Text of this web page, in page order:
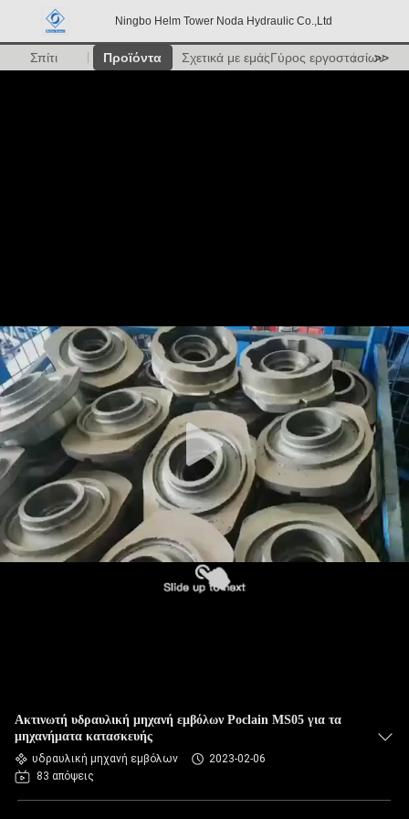
Ningbo Helm Tower Noda Hydraulic Co.,Ltd
Σπίτι Προϊόντα Σχετικά με εμάςΓύρος εργοστασίων
>>
Ακτινωτή υδραυλική μηχανή εμβόλων Poclain MS05 για τα
μηχανήματα κατασκευής
υδραυλική μηχανή εμβόλων
2023-02-06
83 απόψεις